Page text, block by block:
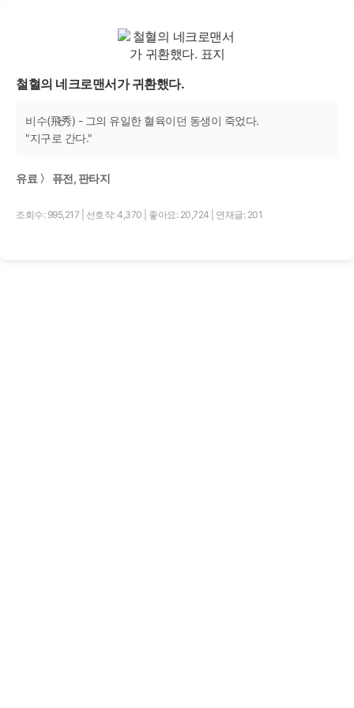
철혈의 네크로맨서가 귀환했다.
비수(飛秀) - 그의 유일한 혈육이던 동생이 죽었다.
"지구로 간다."
유료 〉 퓨전, 판타지
조회수: 995,217 선호작: 4,370 좋아요: 20,724 연재글: 201